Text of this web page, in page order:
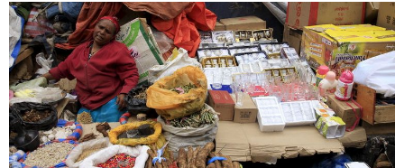
New to online sports betting? Consider These Tips to Play Your First Online Sports Betting Successfully
How Technology Has Changed Sports